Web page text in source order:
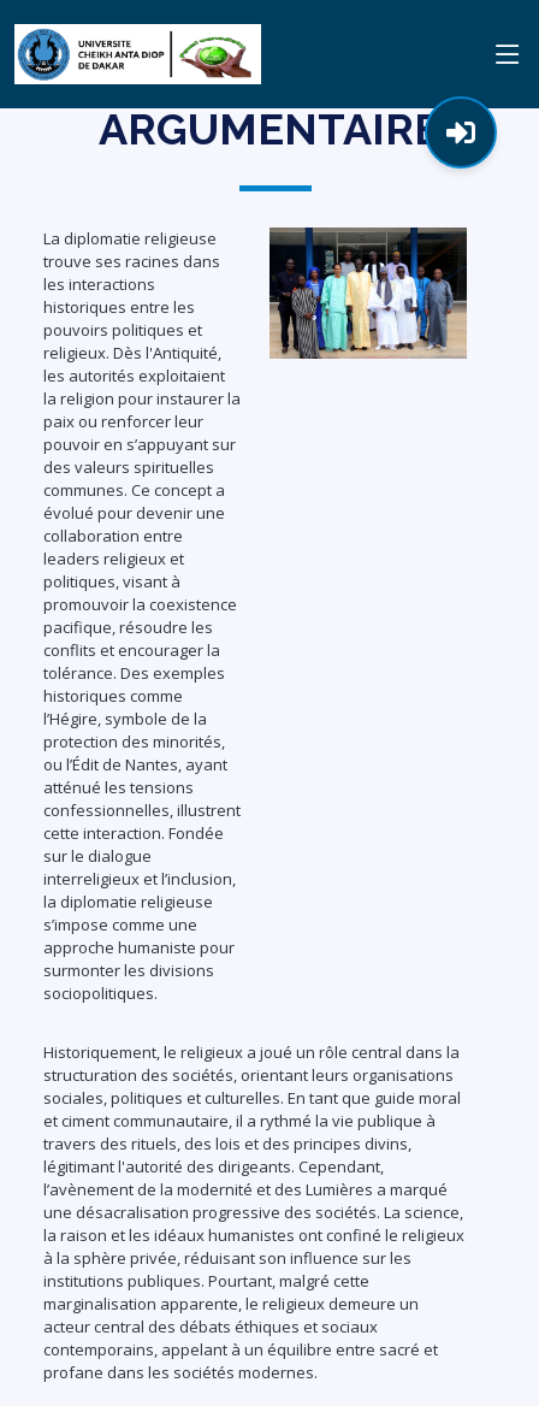
ARGUMENTAIRE
La diplomatie religieuse
trouve ses racines dans
les interactions
historiques entre les
pouvoirs politiques et
religieux. Dès l'Antiquité,
les autorités exploitaient
la religion pour instaurer la
paix ou renforcer leur
pouvoir en s’appuyant sur
des valeurs spirituelles
communes. Ce concept a
évolué pour devenir une
collaboration entre
leaders religieux et
politiques, visant à
promouvoir la coexistence
pacifique, résoudre les
conflits et encourager la
tolérance. Des exemples
historiques comme
l’Hégire, symbole de la
protection des minorités,
ou l’Édit de Nantes, ayant
atténué les tensions
confessionnelles, illustrent
cette interaction. Fondée
sur le dialogue
interreligieux et l’inclusion,
la diplomatie religieuse
s’impose comme une
approche humaniste pour
surmonter les divisions
sociopolitiques.
Historiquement, le religieux a joué un rôle central dans la
structuration des sociétés, orientant leurs organisations
sociales, politiques et culturelles. En tant que guide moral
et ciment communautaire, il a rythmé la vie publique à
travers des rituels, des lois et des principes divins,
légitimant l'autorité des dirigeants. Cependant,
l’avènement de la modernité et des Lumières a marqué
une désacralisation progressive des sociétés. La science,
la raison et les idéaux humanistes ont confiné le religieux
à la sphère privée, réduisant son influence sur les
institutions publiques. Pourtant, malgré cette
marginalisation apparente, le religieux demeure un
acteur central des débats éthiques et sociaux
contemporains, appelant à un équilibre entre sacré et
profane dans les sociétés modernes.